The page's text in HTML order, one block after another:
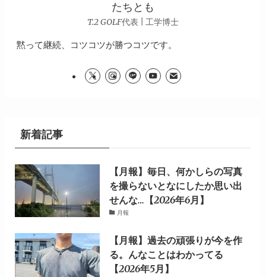
たちとも
T.2 GOLF代表 | 工学博士
黙って継続、コツコツが勝つコツです。
新着記事
【月報】毎日、何かしらの写真
を撮らないとなにしたか思い出
せんな…【2026年6月】
月報
【月報】過去の頑張りが今を作
る。んなことはわかってる
【2026年5月】